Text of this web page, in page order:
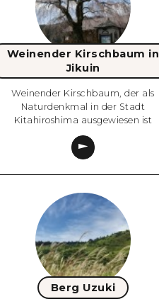
Weinender Kirschbaum in
Jikuin
Weinender Kirschbaum, der als
Naturdenkmal in der Stadt
Kitahiroshima ausgewiesen ist
Berg Uzuki